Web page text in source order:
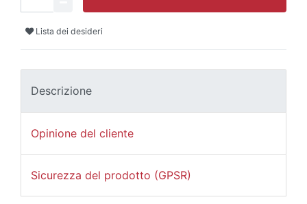
Lista dei desideri
Descrizione
Opinione del cliente
Sicurezza del prodotto (GPSR)